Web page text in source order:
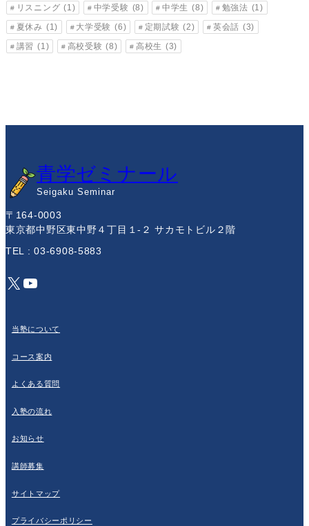
リスニング (1) 中学受験 (8) 中学生 (8) 勉強法 (1)
夏休み (1) 大学受験 (6) 定期試験 (2) 英会話 (3)
講習 (1) 高校受験 (8) 高校生 (3)
青学ゼミナール
Seigaku Seminar
〒164-0003
東京都中野区東中野４丁目１-２ サカモトビル２階
TEL : 03-6908-5883
X YouTube
当塾について
コース案内
よくある質問
入塾の流れ
お知らせ
講師募集
サイトマップ
プライバシーポリシー